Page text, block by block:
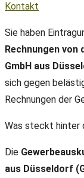
Kontakt
Sie haben
Rechnungen von
GmbH aus
sich gegen
Rechnungen der
Was steckt hinter
Die
aus Düsseldorf